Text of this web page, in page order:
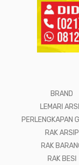
BRAND
LEMARI
PERLENGKAPAN
RAK ARSIP
RAK
RAK BESI